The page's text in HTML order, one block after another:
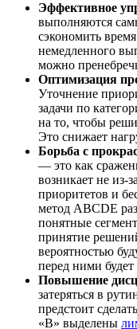
Эффективное
выполняются
сэкономить
немедленного
можно
Оптимизация
Уточнение
задачи по
на то, чтобы
Это снижает
Борьба с
— это как
возникает не из-
приоритетов и
метод ABCDE
понятные
принятие
вероятностью
перед ними
Повышение
затеряться в
предстоит
«В» выделены